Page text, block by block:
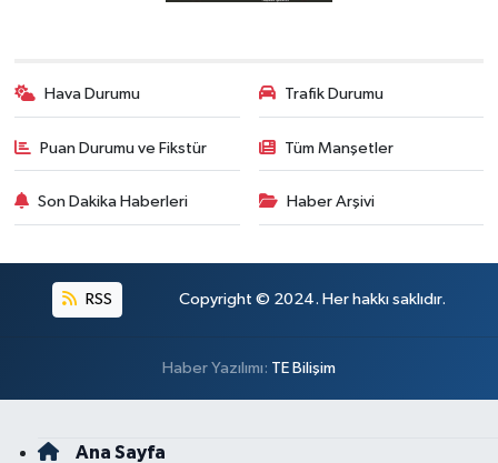
Hava Durumu Trafik Durumu
Puan Durumu ve Fikstür Tüm Manşetler
Son Dakika Haberleri Haber Arşivi
RSS Copyright © 2024. Her hakkı saklıdır.
Haber Yazılımı: TE Bilişim
Ana Sayfa